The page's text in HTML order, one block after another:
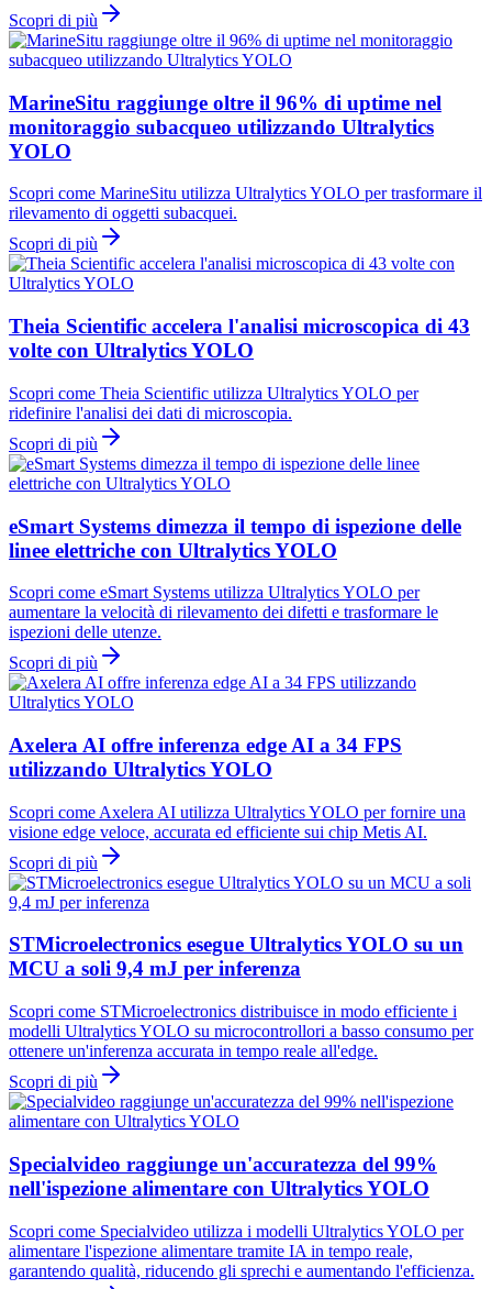
Scopri di più
MarineSitu raggiunge oltre il 96% di uptime nel
monitoraggio subacqueo utilizzando Ultralytics
YOLO
Scopri come MarineSitu utilizza Ultralytics YOLO per trasformare il
rilevamento di oggetti subacquei.
Scopri di più
Theia Scientific accelera l'analisi microscopica di 43
volte con Ultralytics YOLO
Scopri come Theia Scientific utilizza Ultralytics YOLO per
ridefinire l'analisi dei dati di microscopia.
Scopri di più
eSmart Systems dimezza il tempo di ispezione delle
linee elettriche con Ultralytics YOLO
Scopri come eSmart Systems utilizza Ultralytics YOLO per
aumentare la velocità di rilevamento dei difetti e trasformare le
ispezioni delle utenze.
Scopri di più
Axelera AI offre inferenza edge AI a 34 FPS
utilizzando Ultralytics YOLO
Scopri come Axelera AI utilizza Ultralytics YOLO per fornire una
visione edge veloce, accurata ed efficiente sui chip Metis AI.
Scopri di più
STMicroelectronics esegue Ultralytics YOLO su un
MCU a soli 9,4 mJ per inferenza
Scopri come STMicroelectronics distribuisce in modo efficiente i
modelli Ultralytics YOLO su microcontrollori a basso consumo per
ottenere un'inferenza accurata in tempo reale all'edge.
Scopri di più
Specialvideo raggiunge un'accuratezza del 99%
nell'ispezione alimentare con Ultralytics YOLO
Scopri come Specialvideo utilizza i modelli Ultralytics YOLO per
alimentare l'ispezione alimentare tramite IA in tempo reale,
garantendo qualità, riducendo gli sprechi e aumentando l'efficienza.